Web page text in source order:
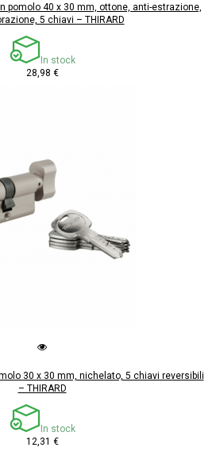
pomolo 40 x 30 mm, ottone, anti-estrazione,
5 chiavi – THIRARD
In stock
28,98 €
30 x 30 mm, nichelato, 5 chiavi reversibili
– THIRARD
In stock
12,31 €